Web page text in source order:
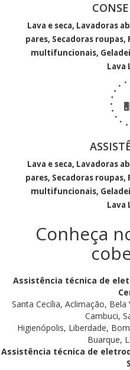
Lava e seca, Lavadoras
pares, Secadoras
multifuncionais,
Lava
Lava e seca, Lavadoras
pares, Secadoras
multifuncionais,
Lava
Conheça
Assistência técnica de
Santa Cecília, Aclimação,
Cambuci,
Higienópolis, Liberdade,
Buarque,
Assistência técnica de